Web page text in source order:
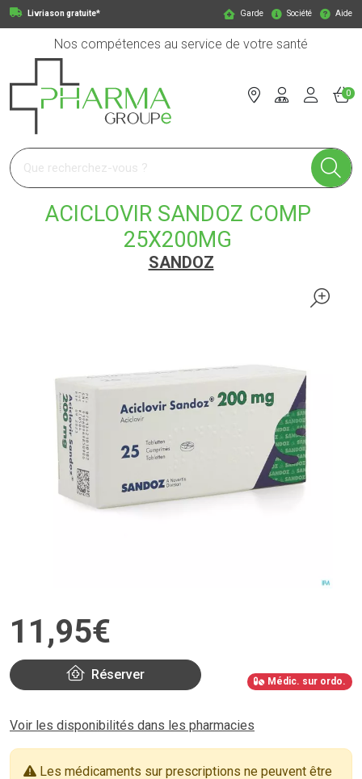
Livriason gratuite* Garde Société Aide
Nos compétences au service de votre santé
Pharmagroupe Votre pharmacie en ligne à votre service
0
ACICLOVIR SANDOZ COMP
25X200MG
SANDOZ
11 ,95€
Réserver Médic. sur ordo.
Voir les disponibilités dans les pharmacies
Les médicaments sur prescriptions ne peuvent être